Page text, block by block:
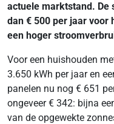
actuele marktstand. De
dan € 500 per jaar voor
een hoger
Voor een huishouden
3.650 kWh per jaar en
panelen nu nog € 651
ongeveer € 342: bijna
van de opgewekte